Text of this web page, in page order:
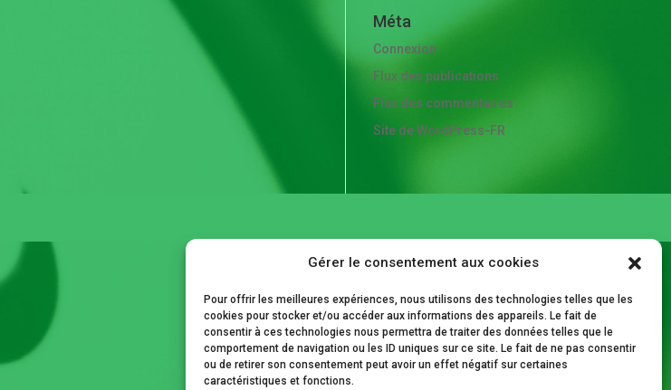
Gérer le consentement aux cookies
Pour offrir les meilleures expériences, nous utilisons des technologies telles que les
cookies pour stocker et/ou accéder aux informations des appareils. Le fait de
consentir à ces technologies nous permettra de traiter des données telles que le
comportement de navigation ou les ID uniques sur ce site. Le fait de ne pas consentir
ou de retirer son consentement peut avoir un effet négatif sur certaines
caractéristiques et fonctions.
Méta
Connexion
Flux des publications
Flux des commentaires
Site de WordPress-FR